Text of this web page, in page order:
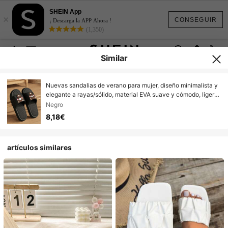
CONSEGUIR
×
SHEIN App
¡ Descarga la APP Ahora !
(1,350)
Similar
Nuevas sandalias de verano para mujer, diseño minimalista y
elegante a rayas/sólido, material EVA suave y cómodo, ligero
y transpirable, antideslizante y silencioso para el baño,
adecuado para uso tanto en interiores como en exteriores por
hombres y mujeres
Negro
8,18€
artículos similares